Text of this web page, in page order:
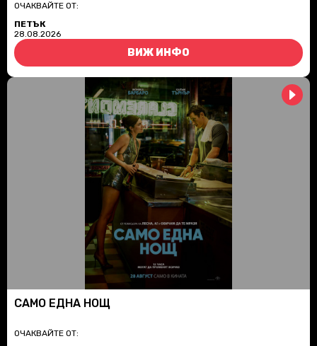
ОЧАКВАЙТЕ ОТ:
ПЕТЪК
28.08.2026
ВИЖ ИНФО
САМО ЕДНА НОЩ
ОЧАКВАЙТЕ ОТ: